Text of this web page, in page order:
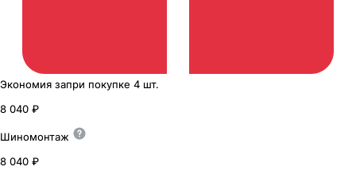
Экономия запри покупке 4 шт.
8 040 ₽
Шиномонтаж
8 040 ₽